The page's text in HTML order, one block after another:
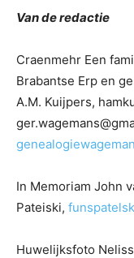
Van de redactie
Craenmehr Een
Brabantse Erp en
A.M. Kuijpers,
In Memoriam John
Pateiski,
Huwelijksfoto